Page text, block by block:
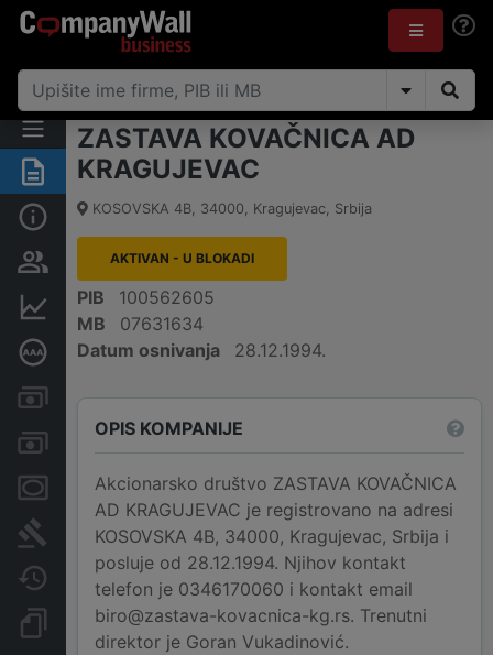
Rezime
Osnovni podaci
Vlasnička struktura
Finansijski podaci
Dubinska bonitetna ocena
Kreditni limit kompanije
Menice i zaloge
Sudski sporovi
Javne nabavke
Dokumenti i objave
ZASTAVA KOVAČNICA AD
KRAGUJEVAC
KOSOVSKA 4B, 34000, Kragujevac, Srbija
AKTIVAN - U BLOKADI
PIB
100562605
MB
07631634
Datum osnivanja
28.12.1994.
OPIS KOMPANIJE
Akcionarsko društvo ZASTAVA KOVAČNICA
AD KRAGUJEVAC je registrovano na adresi
KOSOVSKA 4B, 34000, Kragujevac, Srbija i
posluje od 28.12.1994. Njihov kontakt
telefon je 0346170060 i kontakt email
biro@zastava-kovacnica-kg.rs. Trenutni
direktor je Goran Vukadinović.